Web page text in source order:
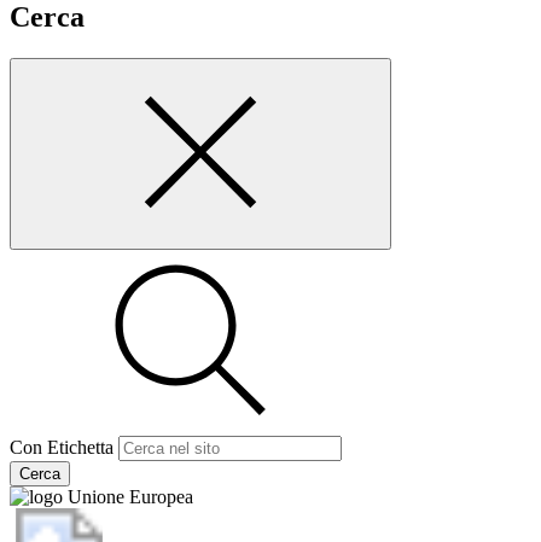
Cerca
Con Etichetta
Cerca